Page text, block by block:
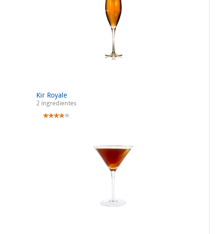
Kir Royale
2 ingredientes